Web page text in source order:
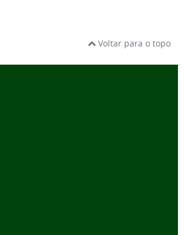
Voltar para o topo